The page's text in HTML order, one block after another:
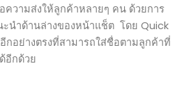
ความส่งให้ลูกค้าหลายๆ คน ด้วยการ
นำด้านล่างของหน้าแช็ต โดย Quick
กอย่างตรงที่สามารถใส่ชื่อตามลูกค้าที่
อีกด้วย